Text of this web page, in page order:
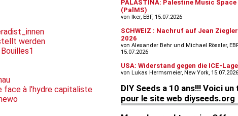
werden
face à l’hydre capitaliste